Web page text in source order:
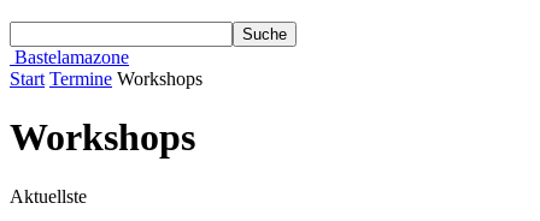
Bastelamazone
Start Termine Workshops
Workshops
Aktuellste